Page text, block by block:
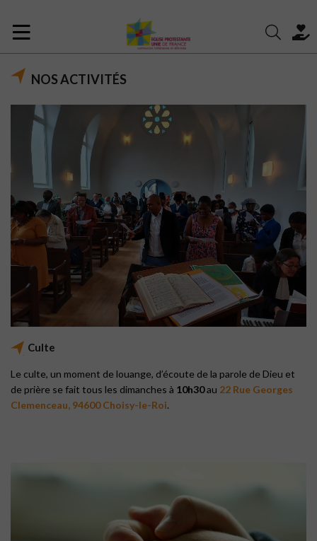
NOS ACTIVITÉS
Culte
Le culte, un moment de louange, d’écoute de la parole de Dieu et
de prière se fait tous les dimanches à 10h30au 22 Rue Georges
Clemenceau, 94600 Choisy-le-Roi.